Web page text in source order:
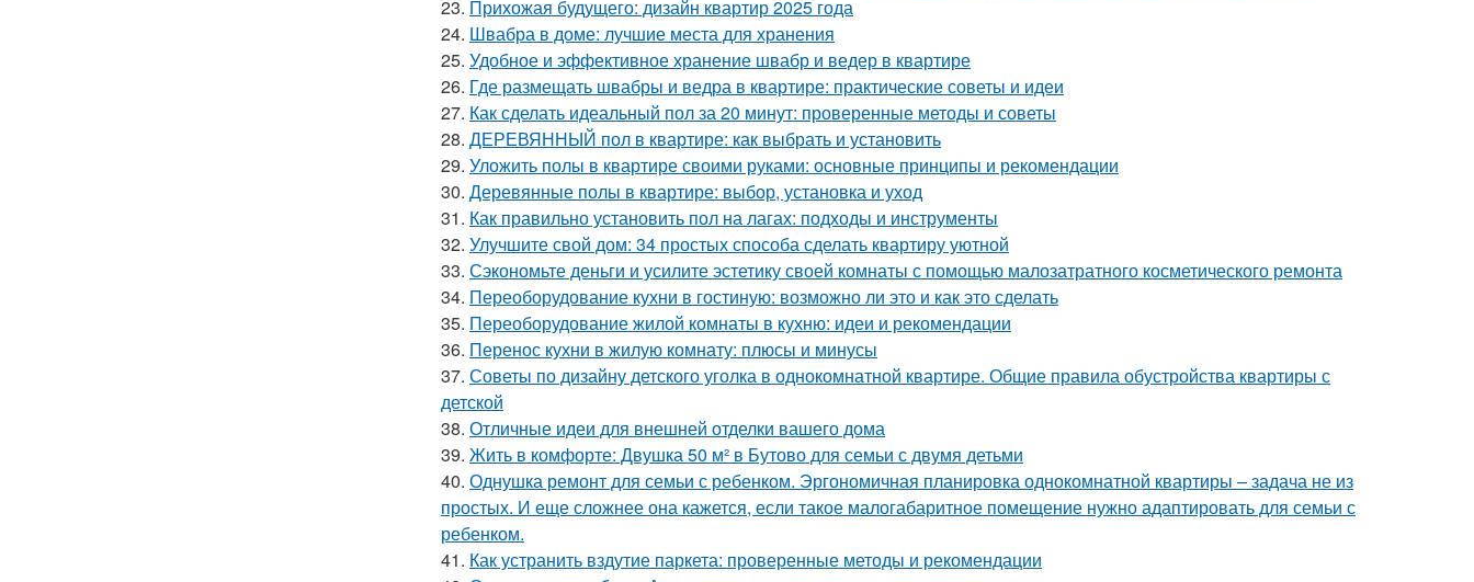
23. Прихожая будущего: дизайн квартир 2025 года
24. Швабра в доме: лучшие места для хранения
25. Удобное и эффективное хранение швабр и ведер в квартире
26. Где размещать швабры и ведра в квартире: практические советы и идеи
27. Как сделать идеальный пол за 20 минут: проверенные методы и советы
28. ДЕРЕВЯННЫЙ пол в квартире: как выбрать и установить
29. Уложить полы в квартире своими руками: основные принципы и рекомендации
30. Деревянные полы в квартире: выбор, установка и уход
31. Как правильно установить пол на лагах: подходы и инструменты
32. Улучшите свой дом: 34 простых способа сделать квартиру уютной
33. Сэкономьте деньги и усилите эстетику своей комнаты с помощью малозатратного косметического ремонта
34. Переоборудование кухни в гостиную: возможно ли это и как это сделать
35. Переоборудование жилой комнаты в кухню: идеи и рекомендации
36. Перенос кухни в жилую комнату: плюсы и минусы
37. Советы по дизайну детского уголка в однокомнатной квартире. Общие правила обустройства квартиры с
детской
38. Отличные идеи для внешней отделки вашего дома
39. Жить в комфорте: Двушка 50 м² в Бутово для семьи с двумя детьми
40. Однушка ремонт для семьи с ребенком. Эргономичная планировка однокомнатной квартиры – задача не из
простых. И еще сложнее она кажется, если такое малогабаритное помещение нужно адаптировать для семьи с
ребенком.
41. Как устранить вздутие паркета: проверенные методы и рекомендации